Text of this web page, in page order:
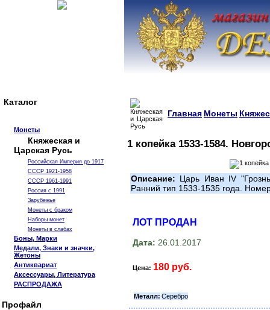
Каталог
Монеты
Княжеская и
Царская Русь
Российская Империя до 1917
СССР 1921-1958
СССР 1961-1991
Россия с 1991
Зарубежье
Монеты с браком
Наборы монет
Монеты в слабах
Боны, Марки
Медали, Знаки и значки,
Жетоны
Антиквариат
Аксессуары, Литература
РАСПРОДАЖА
Профайл
Главная Монеты
1 копейка 1533-1584.
Описание: Царь Иван IV
Ранний тип 1533-1535 года.
ЛОТ ПРОДАН
Дата: 26.01.2017
Цена: 180 руб.
Металл: Серебро